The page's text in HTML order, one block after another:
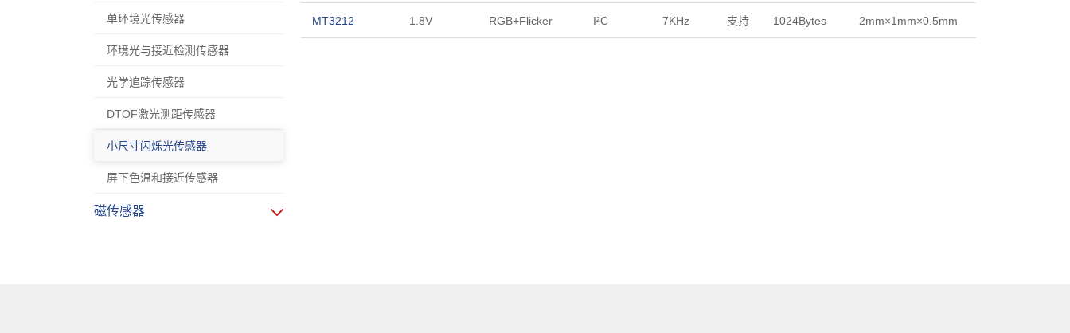
单环境光传感器
环境光与接近检测传感器
光学追踪传感器
DTOF激光测距传感器
小尺寸闪烁光传感器
屏下色温和接近传感器
磁传感器
MT3212 1.8V RGB+Flicker I²C 7KHz 支持 1024Bytes 2mm×1mm×0.5mm